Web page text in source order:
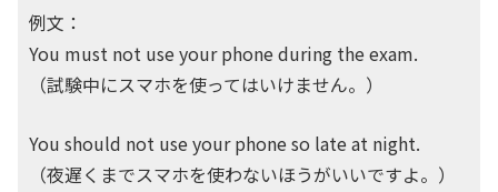
例文：
You must not use your phone during the exam.
（試験中にスマホを使ってはいけません。）
You should not use your phone so late at night.
（夜遅くまでスマホを使わないほうがいいですよ。）